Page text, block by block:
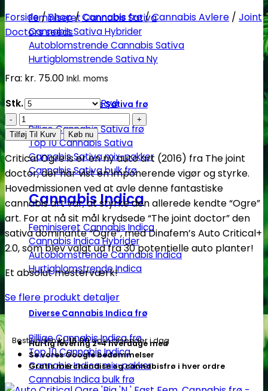
Feminiseret Cannabis Sativa
Cannabis Sativa Hybrider
Autoblomstrende Cannabis Sativa
Hurtigblomstrende Sativa
Diverse Cannabis Sativa frø
Billige Cannabis Sativa frø
Top 10 Cannabis Sativa
Cannabis Sativa mix-pakker
Cannabis Sativa bulk frø
Cannabis Indica
Feminiseret Cannabis Indica
Cannabis Indica Hybrider
Autoblomstrende Cannabis Indica
Hurtigblomstrende Indica
Diverse Cannabis Indica frø
Billige Cannabis Indica frø
Top 10 Cannabis Indica
Cannabis Indica mix-pakker
Cannabis Indica bulk frø
Forside/Shop/Cannabis frø/Cannabis Avlere / Joint
Doctors seeds
Fra: kr. 75.00 Inkl. moms
Stk.
Ryd
Auto
Critical
Ogre
'Big
'N
'
Fast
Fem.
Cannabis
frø
-
Joint
Doctor
Tilføj Til Kurv Køb nu
Critical Ogre is er en ny auto art (2016) fra The joint
doctor, der har vist en imponerende vigør og styrke.
Hovedmissionen ved at avle denne fantastiske
cannabis art var, at styrke den allerede kendte “Ogre”
art. For at nå sit mål krydsede “The joint doctor” den
sativa dominante “Ogre”, med Dinafem’s Auto Critical+
2.0, som blev valgt ud fra 30 potentielle auto planter!
Et absolut mesterværk!
Se flere produkt detaljer
Bestil indenkl. 16.00og vi afsender i dag
Hurtig levering 2-4 hverdage med
Se vores Google bedømmelser
Gratis merchandise og cannabisfrø i hver ordre